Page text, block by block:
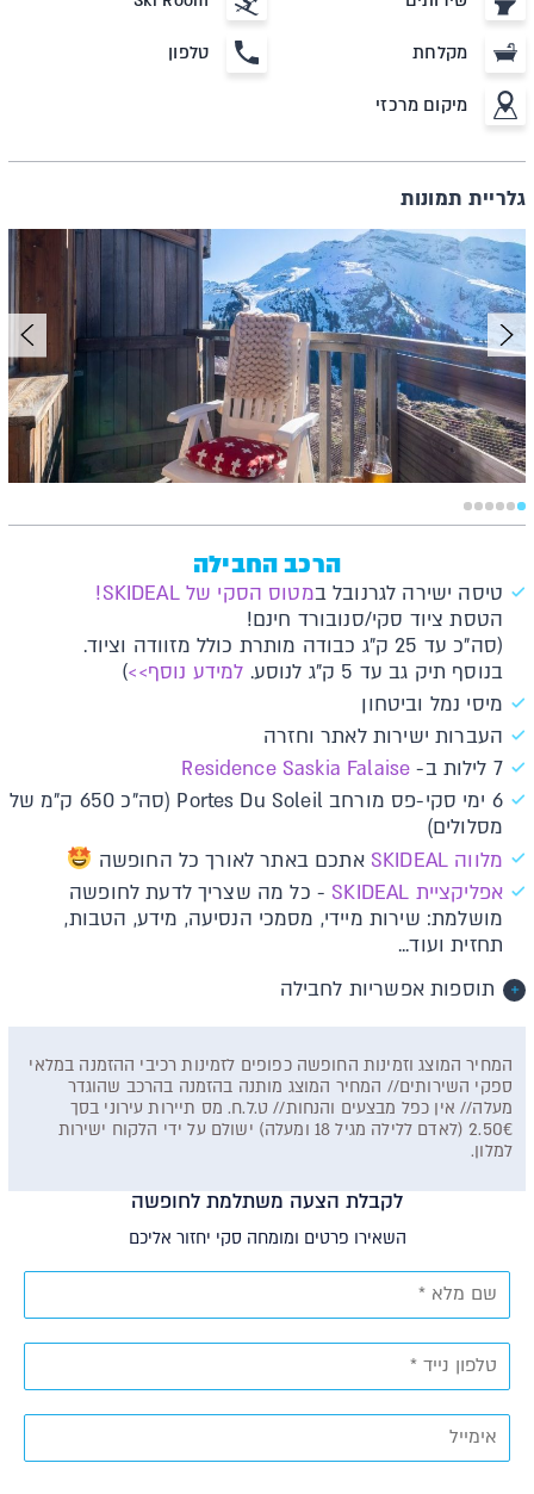
מקלחת טלפון
מיקום מרכזי
גלריית תמונות
הרכב החבילה
טיסה ישירה לגרנובל במטוס הסקי של SKIDEAL!
הטסת ציוד סקי/סנובורד חינם!
(סה"כ עד 25 ק"ג כבודה מותרת כולל מזוודה וציוד.
בנוסף תיק גב עד 5 ק"ג לנוסע.
למידע נוסף>>)
מיסי נמל וביטחון
העברות ישירות לאתר וחזרה
7 לילות ב-
Residence Saskia Falaise
6 ימי סקי-פס מורחב Portes Du Soleil (סה"כ 650 ק"מ של
מסלולים)
מלווה SKIDEAL
אתכם באתר לאורך כל החופשה
א​פליקציית SKIDEAL​​
- כל מה שצריך לדעת לחופשה
מושלמת: שירות מיידי, מסמכי הנסיעה, מידע, הטבות,
תחזית ועוד...
תוספות אפשריות לחבילה
המחיר המוצג וזמינות החופשה כפופים לזמינות רכיבי ההזמנה במלאי
ספקי השירותים// המחיר המוצג מותנה בהזמנה בהרכב שהוגדר
מעלה// אין כפל מבצעים והנחות// ט.ל.ח. מס תיירות עירוני בסך
2.50€ (לאדם ללילה מגיל 18 ומעלה) ישולם על ידי הלקוח ישירות
למלון.
לקבלת הצעה משתלמת לחופשה
השאירו פרטים ומומחה סקי יחזור אליכם